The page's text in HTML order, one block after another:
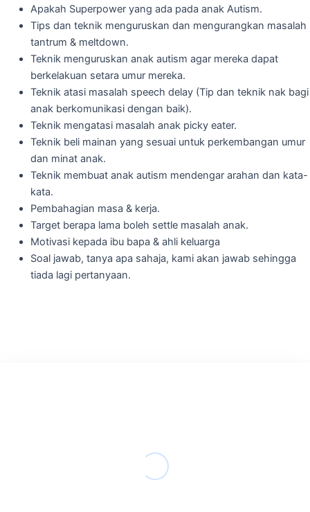
Apakah Superpower yang ada pada anak Autism.
Tips dan teknik menguruskan dan mengurangkan masalah
tantrum & meltdown.
Teknik menguruskan anak autism agar mereka dapat
berkelakuan setara umur mereka.
Teknik atasi masalah speech delay (Tip dan teknik nak bagi
anak berkomunikasi dengan baik).
Teknik mengatasi masalah anak picky eater.
Teknik beli mainan yang sesuai untuk perkembangan umur
dan minat anak.
Teknik membuat anak autism mendengar arahan dan kata-
kata.
Pembahagian masa & kerja.
Target berapa lama boleh settle masalah anak.
Motivasi kepada ibu bapa & ahli keluarga
Soal jawab, tanya apa sahaja, kami akan jawab sehingga
tiada lagi pertanyaan.